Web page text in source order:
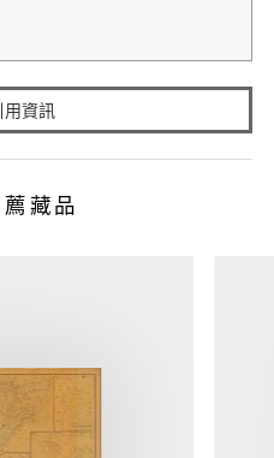
資訊
藏品